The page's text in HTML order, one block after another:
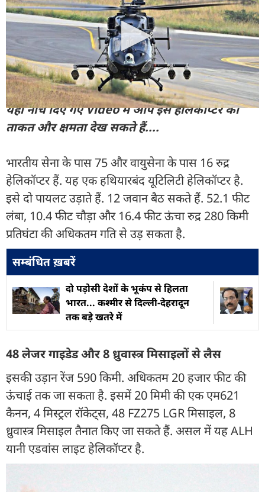
के स्पीयर कॉर्प्स ने इस हेलिकॉप्टर में लगे नए जेनरेशन के
हथियारों का परीक्षण किया. सभी हथियारों से सफलतापूर्वक
सटीकता से निशाना लगाया.
और पढ़ें
यहां नीचे दिए गए Video में आप इस हेलिकॉप्टर की
ताकत और क्षमता देख सकते हैं....
भारतीय सेना के पास 75 और वायुसेना के पास 16 रुद्र
हेलिकॉप्टर हैं. यह एक हथियारबंद यूटिलिटी हेलिकॉप्टर है.
इसे दो पायलट उड़ाते हैं. 12 जवान बैठ सकते हैं. 52.1 फीट
लंबा, 10.4 फीट चौड़ा और 16.4 फीट ऊंचा रुद्र 280 किमी
प्रतिघंटा की अधिकतम गति से उड़ सकता है.
सम्बंधित ख़बरें
दो पड़ोसी देशों के भूकंप से हिलता
भारत... कश्मीर से दिल्ली-देहरादून
तक बड़े खतरे में
48 लेजर गाइडेड और 8 ध्रुवास्त्र मिसाइलों से लैस
इसकी उड़ान रेंज 590 किमी. अधिकतम 20 हजार फीट की
ऊंचाई तक जा सकता है. इसमें 20 मिमी की एक एम621
कैनन, 4 मिस्ट्रल रॉकेट्स, 48 FZ275 LGR मिसाइल, 8
ध्रुवास्त्र मिसाइल तैनात किए जा सकते हैं. असल में यह ALH
यानी एडवांस लाइट हेलिकॉप्टर है.